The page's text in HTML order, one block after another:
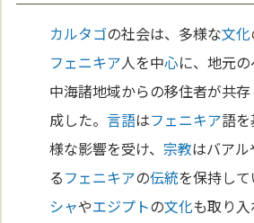
カルタゴの社会は、多様な文化
フェニキア人を中心に、地元
中海諸地域からの移住者が共
成した。言語はフェニキア語
様な影響を受け、 宗教はバア
るフェニキアの伝統を保持して
シャやエジプトの文化も取り